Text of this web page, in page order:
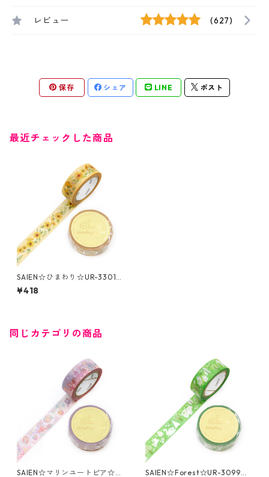
レビュー (627)
保存 シェア LINE ポスト
最近チェックした商品
SAIEN☆ひまわり☆UR-3301
☆金箔☆マスキングテープ
¥418
同じカテゴリの商品
SAIEN☆マリンユートピア☆U SAIEN☆Forest☆UR-3099☆